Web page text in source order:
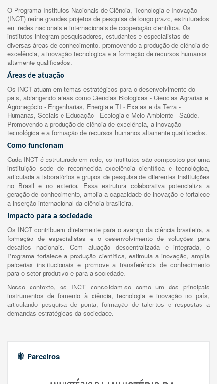
O Programa Institutos Nacionais de Ciência, Tecnologia e Inovação
(INCT) reúne grandes projetos de pesquisa de longo prazo, estruturados
em redes nacionais e internacionais de cooperação científica. Os
institutos integram pesquisadores, estudantes e especialistas de
diversas áreas de conhecimento, promovendo a produção de ciência de
excelência, a inovação tecnológica e a formação de recursos humanos
altamente qualificados.
Áreas de atuação
Os INCT atuam em temas estratégicos para o desenvolvimento do
país, abrangendo áreas como Ciências Biológicas - Ciências Agrárias e
Agronegócio - Engenharias, Energia e TI - Exatas e da Terra -
Humanas, Sociais e Educação - Ecologia e Meio Ambiente - Saúde.
Promovendo a produção de ciência de excelência, a inovação
tecnológica e a formação de recursos humanos altamente qualificados.
Como funcionam
Cada INCT é estruturado em rede, os institutos são compostos por uma
instituição sede de reconhecida excelência científica e tecnológica,
articulada a laboratórios e grupos de pesquisa de diferentes instituições
no Brasil e no exterior. Essa estrutura colaborativa potencializa a
geração de conhecimento, amplia a capacidade de inovação e fortalece
a inserção internacional da ciência brasileira.
Impacto para a sociedade
Os INCT contribuem diretamente para o avanço da ciência brasileira, a
formação de especialistas e o desenvolvimento de soluções para
desafios nacionais. Com atuação descentralizada e integrada, o
Programa fortalece a produção científica, estimula a inovação, amplia
parcerias institucionais e promove a transferência de conhecimento
para o setor produtivo e para a sociedade.
Nesse contexto, os INCT consolidam-se como um dos principais
instrumentos de fomento à ciência, tecnologia e inovação no país,
articulando pesquisa de ponta, formação de talentos e respostas a
demandas estratégicas da sociedade.
Parceiros